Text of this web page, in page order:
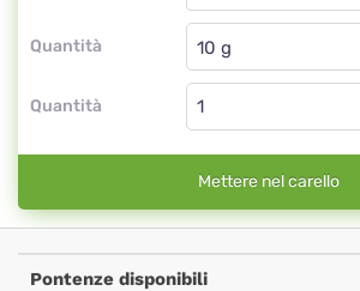
Quantità
Globuli
Quantità
Mettere nel carello
Pontenze disponibili